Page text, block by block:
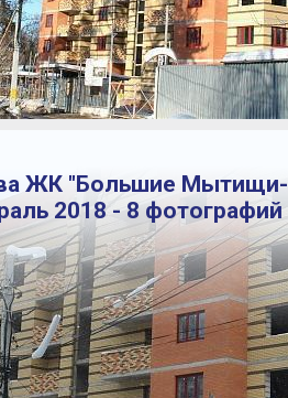
ЖК "Большие Мытищи-
2018 - 8 фотографий